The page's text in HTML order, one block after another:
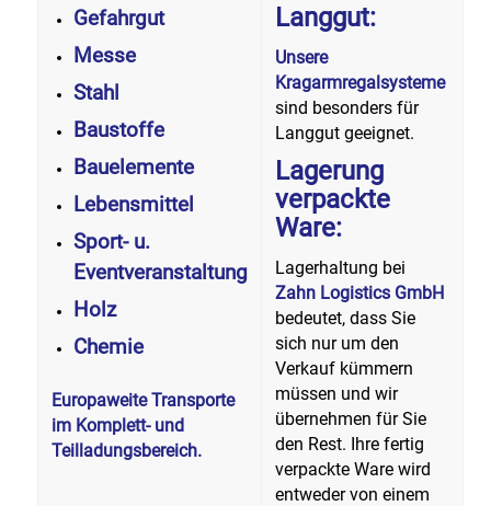
Gefahrgut
Messe
Stahl
Baustoffe
Bauelemente
Lebensmittel
Sport- u.
Eventveranstaltung
Holz
Chemie
Europaweite Transporte
im Komplett- und
Teilladungsbereich.
Langgut:
Unsere
Kragarmregalsysteme
sind besonders für
Langgut geeignet.
Lagerung
verpackte
Ware:
Lagerhaltung bei
Zahn Logistics GmbH
bedeutet, dass Sie
sich nur um den
Verkauf kümmern
müssen und wir
übernehmen für Sie
den Rest. Ihre fertig
verpackte Ware wird
entweder von einem